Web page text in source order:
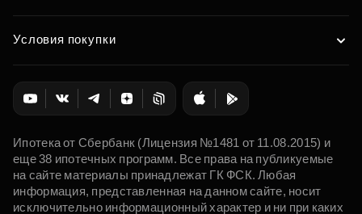
Условия покупки
Ипотека от Сбербанк (Лицензия №1481 от 11.08.2015) и
еще 38 ипотечных программ. Все права на публикуемые
на сайте материалы принадлежат ГК ФСК. Любая
информация, представленная на данном сайте, носит
исключительно информационный характер и ни при каких